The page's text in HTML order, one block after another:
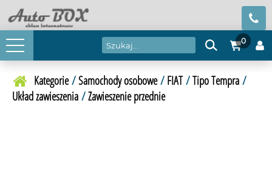
0
Kategorie/Samochody osobowe/ FIAT/Tipo Tempra/
Układ zawieszenia /Zawieszenie przednie